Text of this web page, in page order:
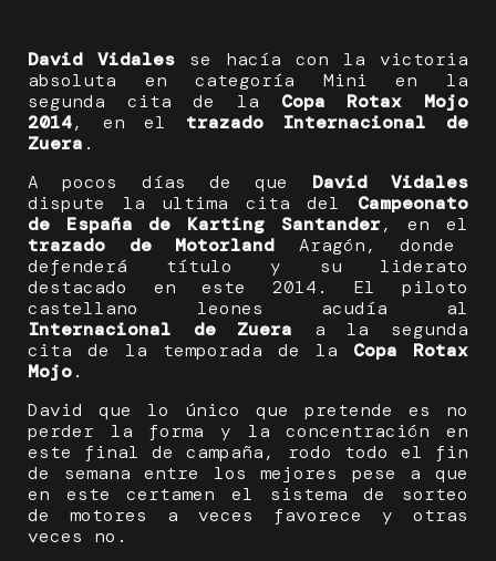
David Vidales se hacía con la victoria
absoluta en categoría Mini en la
segunda cita de la Copa Rotax Mojo
2014, en el trazado Internacional de
Zuera .
A pocos días de que David Vidales
dispute la ultima cita del Campeonato
de España de Karting Santander, en el
trazado de Motorland Aragón, donde
defenderá título y su liderato
destacado en este 2014. El piloto
castellano leones acudía al
Internacional de Zuera a la segunda
cita de la temporada de la Copa Rotax
Mojo.
David que lo único que pretende es no
perder la forma y la concentración en
este final de campaña, rodo todo el fin
de semana entre los mejores pese a que
en este certamen el sistema de sorteo
de motores a veces favorece y otras
veces no.